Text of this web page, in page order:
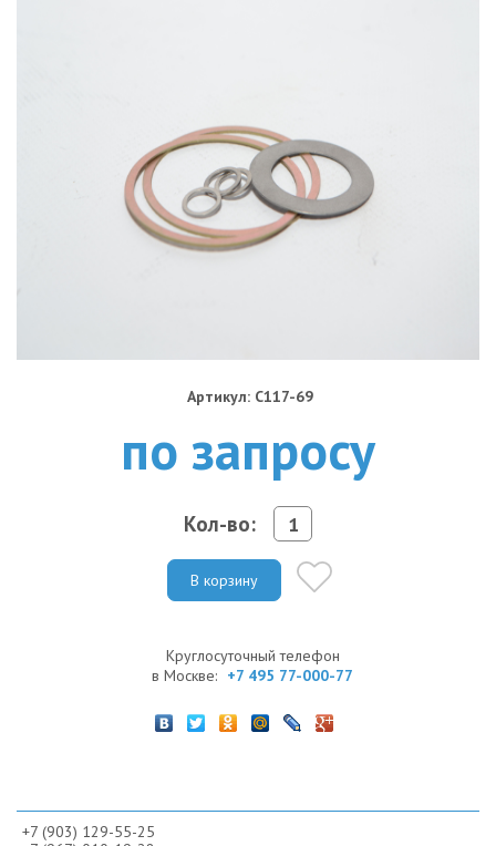
Артикул: C117-69
по запросу
Кол-во:
В корзину
Круглосуточный телефон
в Москве: +7 495 77-000-77
+7 (903) 129-55-25